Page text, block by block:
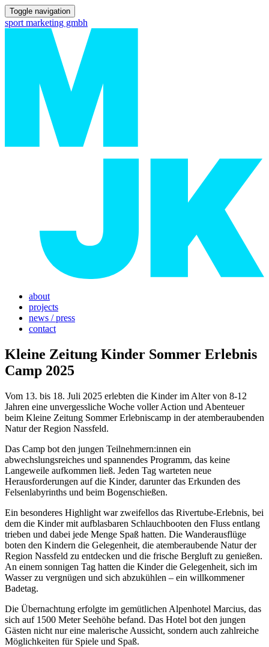
Toggle navigation
sport marketing gmbh
about
projects
news / press
contact
Kleine Zeitung Kinder Sommer Erlebnis
Camp 2025
Vom 13. bis 18. Juli 2025 erlebten die Kinder im Alter von 8-12
Jahren eine unvergessliche Woche voller Action und Abenteuer
beim Kleine Zeitung Sommer Erlebniscamp in der atemberaubenden
Natur der Region Nassfeld.
Das Camp bot den jungen Teilnehmern:innen ein
abwechslungsreiches und spannendes Programm, das keine
Langeweile aufkommen ließ. Jeden Tag warteten neue
Herausforderungen auf die Kinder, darunter das Erkunden des
Felsenlabyrinths und beim Bogenschießen.
Ein besonderes Highlight war zweifellos das Rivertube-Erlebnis, bei
dem die Kinder mit aufblasbaren Schlauchbooten den Fluss entlang
trieben und dabei jede Menge Spaß hatten. Die Wanderausflüge
boten den Kindern die Gelegenheit, die atemberaubende Natur der
Region Nassfeld zu entdecken und die frische Bergluft zu genießen.
An einem sonnigen Tag hatten die Kinder die Gelegenheit, sich im
Wasser zu vergnügen und sich abzukühlen – ein willkommener
Badetag.
Die Übernachtung erfolgte im gemütlichen Alpenhotel Marcius, das
sich auf 1500 Meter Seehöhe befand. Das Hotel bot den jungen
Gästen nicht nur eine malerische Aussicht, sondern auch zahlreiche
Möglichkeiten für Spiele und Spaß.